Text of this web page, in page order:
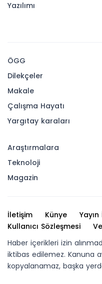
Yazılımı
ÖGG
Dilekçeler
Makale
Çalışma Hayatı
Yargıtay karaları
Araştırmalara
Teknoloji
Magazin
İletişim Künye
Kullanıcı Sözleşmesi
Haber içerikleri izin
iktibas edilemez. Kanuna
kopyalanamaz, başka